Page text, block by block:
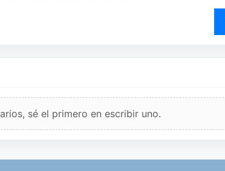
sé el primero en escribir uno.